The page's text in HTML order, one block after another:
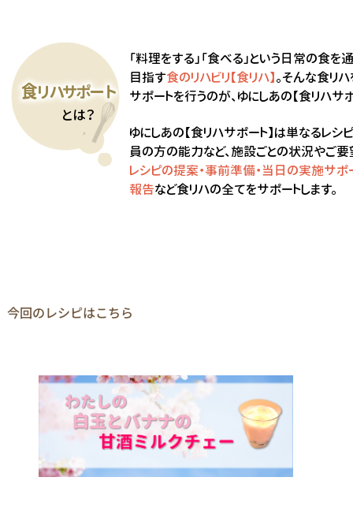
今回のレシピはこちら